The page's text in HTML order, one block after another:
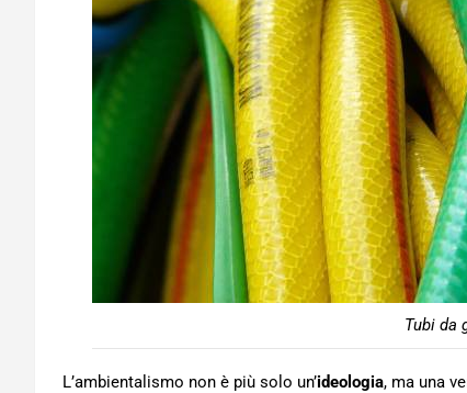
Tubi da
L’ambientalismo non è più solo un’ideologia, ma una